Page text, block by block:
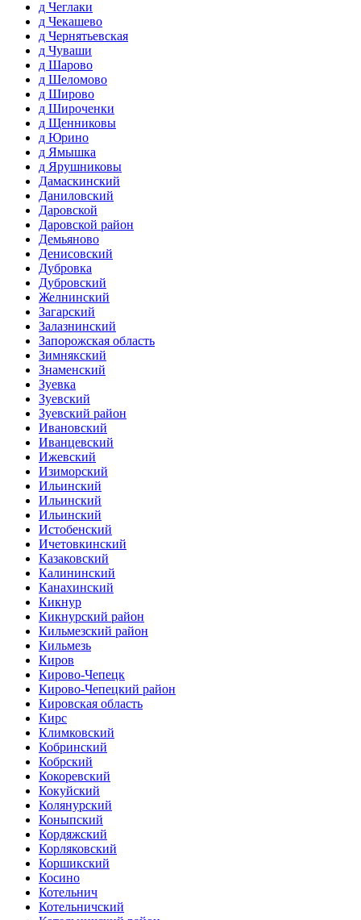
д Чеглаки
д Чекашево
д Чернятьевская
д Чуваши
д Шарово
д Шеломово
д Широво
д Широченки
д Щенниковы
д Юрино
д Ямышка
д Ярушниковы
Дамаскинский
Даниловский
Даровской
Даровской район
Демьяново
Денисовский
Дубровка
Дубровский
Желнинский
Загарский
Залазнинский
Запорожская область
Зимнякский
Знаменский
Зуевка
Зуевский
Зуевский район
Ивановский
Иванцевский
Ижевский
Изиморский
Ильинский
Ильинский
Ильинский
Истобенский
Ичетовкинский
Казаковский
Калининский
Канахинский
Кикнур
Кикнурский район
Кильмезский район
Кильмезь
Киров
Кирово-Чепецк
Кирово-Чепецкий район
Кировская область
Кирс
Климковский
Кобринский
Кобрский
Кокоревский
Кокуйский
Колянурский
Коныпский
Кордяжский
Корляковский
Коршикский
Косино
Котельнич
Котельничский